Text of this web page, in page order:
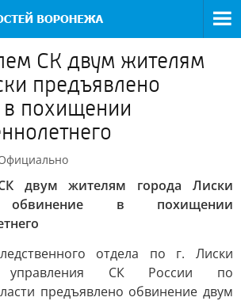
СК двум жителям
предъявлено
похищении
двум жителям города Лиски
обвинение в похищении
отдела по г. Лиски
управления СК России по
предъявлено обвинение двум